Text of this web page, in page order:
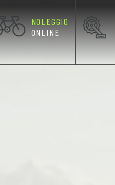
NOLEGGIO
ONLINE